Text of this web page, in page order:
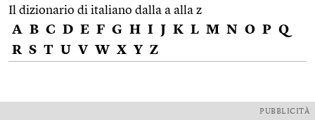
Il dizionario di italiano dalla a alla z
A B C D E F G H I J K L M N O P Q
R S T U V W X Y Z
PUBBLICITÀ